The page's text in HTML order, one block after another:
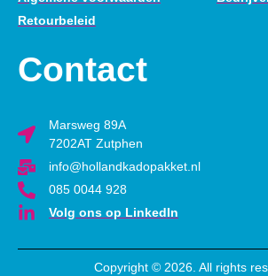
Retourbeleid
Contact
Marsweg 89A
7202AT Zutphen
info@hollandkadopakket.nl
085 0044 928
Volg ons op LinkedIn
Copyright © 2026. All rights